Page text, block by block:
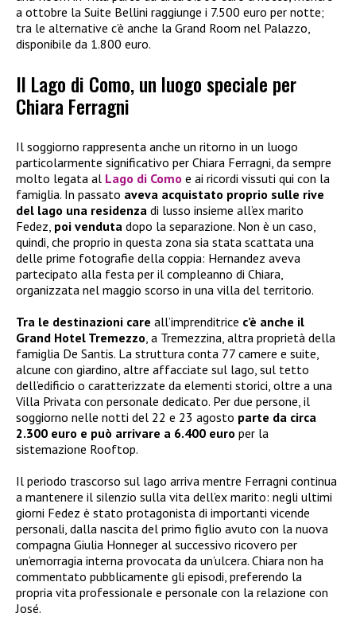
a ottobre la Suite Bellini raggiunge i 7.500 euro per notte;
tra le alternative c’è anche la Grand Room nel Palazzo,
disponibile da 1.800 euro.
Il Lago di Como, un luogo speciale per
Chiara Ferragni
Il soggiorno rappresenta anche un ritorno in un luogo
particolarmente significativo per Chiara Ferragni, da sempre
molto legata al Lago di Como e ai ricordi vissuti qui con la
famiglia. In passato aveva acquistato proprio sulle rive
del lago una residenza di lusso insieme all’ex marito
Fedez, poi venduta dopo la separazione. Non è un caso,
quindi, che proprio in questa zona sia stata scattata una
delle prime fotografie della coppia: Hernandez aveva
partecipato alla festa per il compleanno di Chiara,
organizzata nel maggio scorso in una villa del territorio.
Tra le destinazioni care all’imprenditrice c’è anche il
Grand Hotel Tremezzo , a Tremezzina, altra proprietà della
famiglia De Santis. La struttura conta 77 camere e suite,
alcune con giardino, altre affacciate sul lago, sul tetto
dell’edificio o caratterizzate da elementi storici, oltre a una
Villa Privata con personale dedicato. Per due persone, il
soggiorno nelle notti del 22 e 23 agosto parte da circa
2.300 euro e può arrivare a 6.400 euro per la
sistemazione Rooftop.
Il periodo trascorso sul lago arriva mentre Ferragni continua
a mantenere il silenzio sulla vita dell’ex marito: negli ultimi
giorni Fedez è stato protagonista di importanti vicende
personali, dalla nascita del primo figlio avuto con la nuova
compagna Giulia Honneger al successivo ricovero per
un’emorragia interna provocata da un’ulcera. Chiara non ha
commentato pubblicamente gli episodi, preferendo la
propria vita professionale e personale con la relazione con
José.